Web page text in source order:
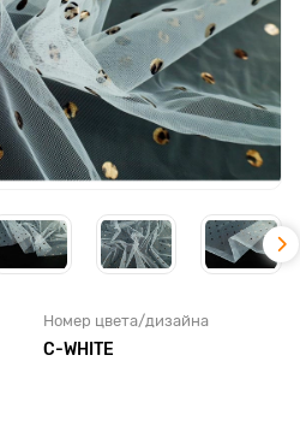
Номер цвета/дизайна
С-WHITE